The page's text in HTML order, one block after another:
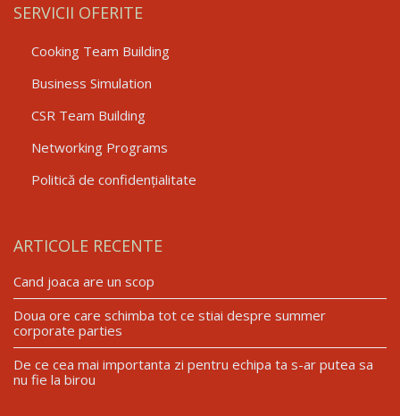
SERVICII OFERITE
Cooking Team Building
Business Simulation
CSR Team Building
Networking Programs
Politică de confidențialitate
ARTICOLE RECENTE
Cand joaca are un scop
Doua ore care schimba tot ce stiai despre summer
corporate parties
De ce cea mai importanta zi pentru echipa ta s-ar putea sa
nu fie la birou